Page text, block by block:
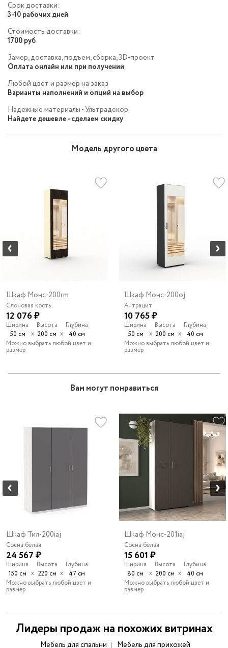
Срок доставки:
3-10 рабочих дней
Стоимость доставки:
1700 руб
Замер, доставка, подъем, сборка, 3D-проект
Оплата онлайн или при получении
Любой цвет и размер на заказ
Варианты наполнений и опций на выбор
Надежные материалы - Ультрадекор
Найдете дешевле - сделаем скидку
Модель другого цвета
Шкаф Монс-200rm
Слоновая кость
12 076 ₽
Ширина
50 см
х
Высота
200 см х
Глубина
40 см
Можно выбрать любой цвет и
размер
Шкаф Монс-200oj
Антрацит
10 765 ₽
Ширина
50 см
х
Высота
200 см х
Глубина
40 см
Можно выбрать любой цвет и
размер
Вам могут понравиться
Шкаф Тил-200iaj
Сосна белая
24 567 ₽
Ширина
150 см х
Высота
220 см х
Глубина
47 см
Можно выбрать любой цвет и
размер
Шкаф Монс-201iaj
Сосна белая
15 601 ₽
Ширина
80 см
х
Высота
200 см х
Глубина
40 см
Можно выбрать любой цвет и
размер
Лидеры продаж на похожих витринах
Мебель для спальни Мебель для прихожей